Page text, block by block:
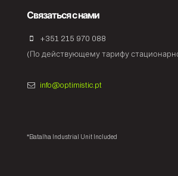
Связаться с нами
+351 215 970 088
(По действующему тарифу
info@optimistic.pt
*Batalha Industrial Unit Included